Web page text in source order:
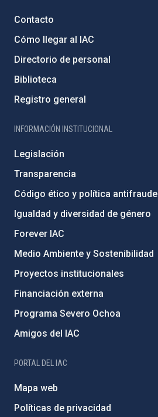
Contacto
Cómo llegar al IAC
Directorio de personal
Biblioteca
Registro general
INFORMACIÓN INSTITUCIONAL
Legislación
Transparencia
Código ético y política antifraude
Igualdad y diversidad de género
Forever IAC
Medio Ambiente y Sostenibilidad
Proyectos institucionales
Financiación externa
Programa Severo Ochoa
Amigos del IAC
PORTAL DEL IAC
Mapa web
Políticas de privacidad